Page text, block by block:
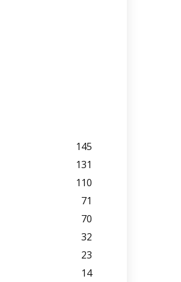
145
131
110
71
70
32
23
14